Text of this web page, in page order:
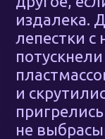
издалека.
лепестки
и
не